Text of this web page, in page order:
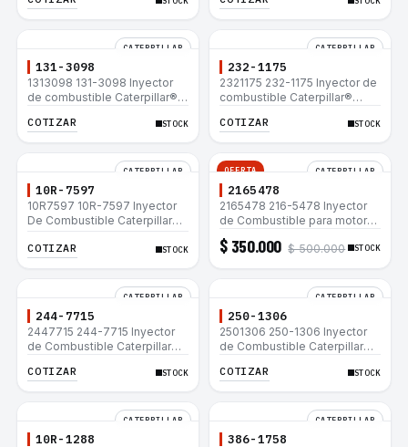
657E 631E 988F II
657E 631E 988F II
CATERPILLAR
131-3098
1313098 131-3098 Inyector
de combustible Caterpillar®
657E 631E 988F II
COTIZAR STOCK
CATERPILLAR
232-1175
2321175 232-1175 Inyector de
combustible Caterpillar®
657E 631E 988F II
COTIZAR STOCK
CATERPILLAR
10R-7597
10R7597 10R-7597 Inyector
De Combustible Caterpillar®
320C 320C L
COTIZAR STOCK
OFERTA CATERPILLAR
2165478
2165478 216-5478 Inyector
de Combustible para motor
Caterpillar 3044C
minicargador 236B 246B
$ 350.000 $ 500.000 STOCK
CATERPILLAR
244-7715
2447715 244-7715 Inyector
de Combustible Caterpillar®
980H
COTIZAR STOCK
CATERPILLAR
250-1306
2501306 250-1306 Inyector
de Combustible Caterpillar®
3516C 854G 992G
COTIZAR STOCK
CATERPILLAR
10R-1288
CATERPILLAR
386-1758